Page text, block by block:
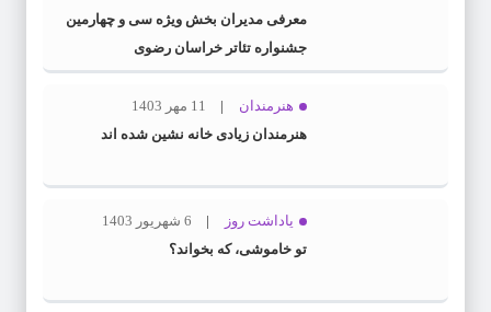
معرفی مدیران بخش ویژه سی و چهارمین
جشنواره تئاتر خراسان رضوی
هنرمندان
11 مهر 1403
هنرمندان زیادی خانه نشین شده اند
یاداشت روز
6 شهریور 1403
تو خاموشی، که بخواند؟